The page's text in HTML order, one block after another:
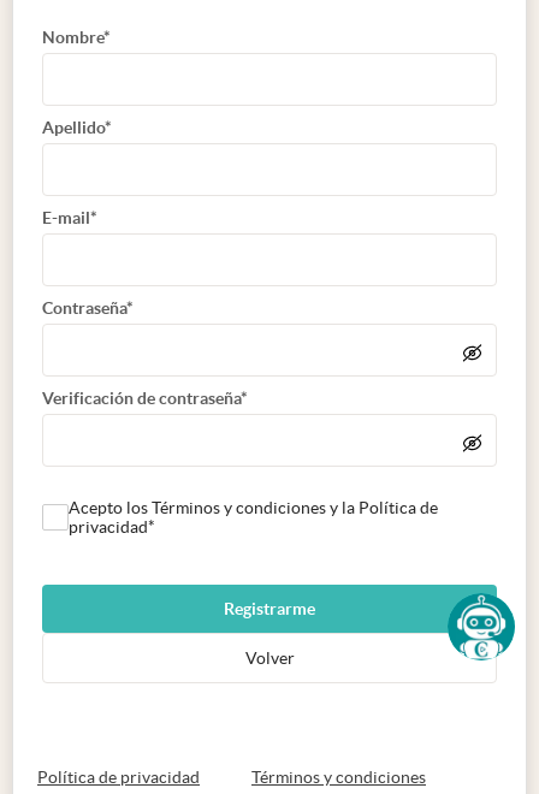
Nombre*
Apellido*
E-mail*
Contraseña*
Verificación de contraseña*
Acepto los Términos y condiciones y la Política de
privacidad*
Registrarme
Volver
Política de privacidad abre en nueva pestaña
Términos y condicionesabre en nueva